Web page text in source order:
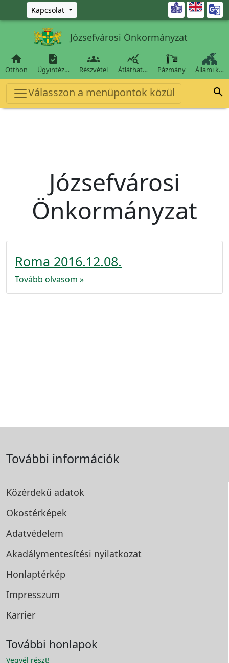
Ugrás a fő tartalomra
Kapcsolat 
Józsefvárosi Önkormányzat

Otthon

Ügyintéz…

Részvétel

Átláthat… Pázmány Állami k…
Válasszon a menüpontok közül 
Józsefvárosi
Önkormányzat
Roma 2016.12.08.
Tovább olvasom »
További információk
Közérdekű adatok
Okostérképek
Adatvédelem
Akadálymentesítési nyilatkozat
Honlaptérkép
Impresszum
Karrier
További honlapok
Vegyél részt!